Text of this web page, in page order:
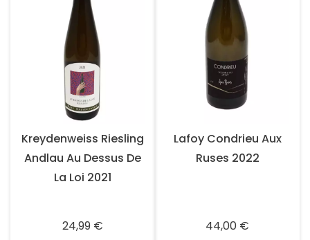
Kreydenweiss Riesling
Andlau Au Dessus De
La Loi 2021
24,99 €
Lafoy Condrieu Aux
Ruses 2022
44,00 €